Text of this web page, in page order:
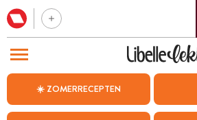
☀️ ZOMERRECEPTEN
BEZOEK ONZE ANDERE WEBSITES